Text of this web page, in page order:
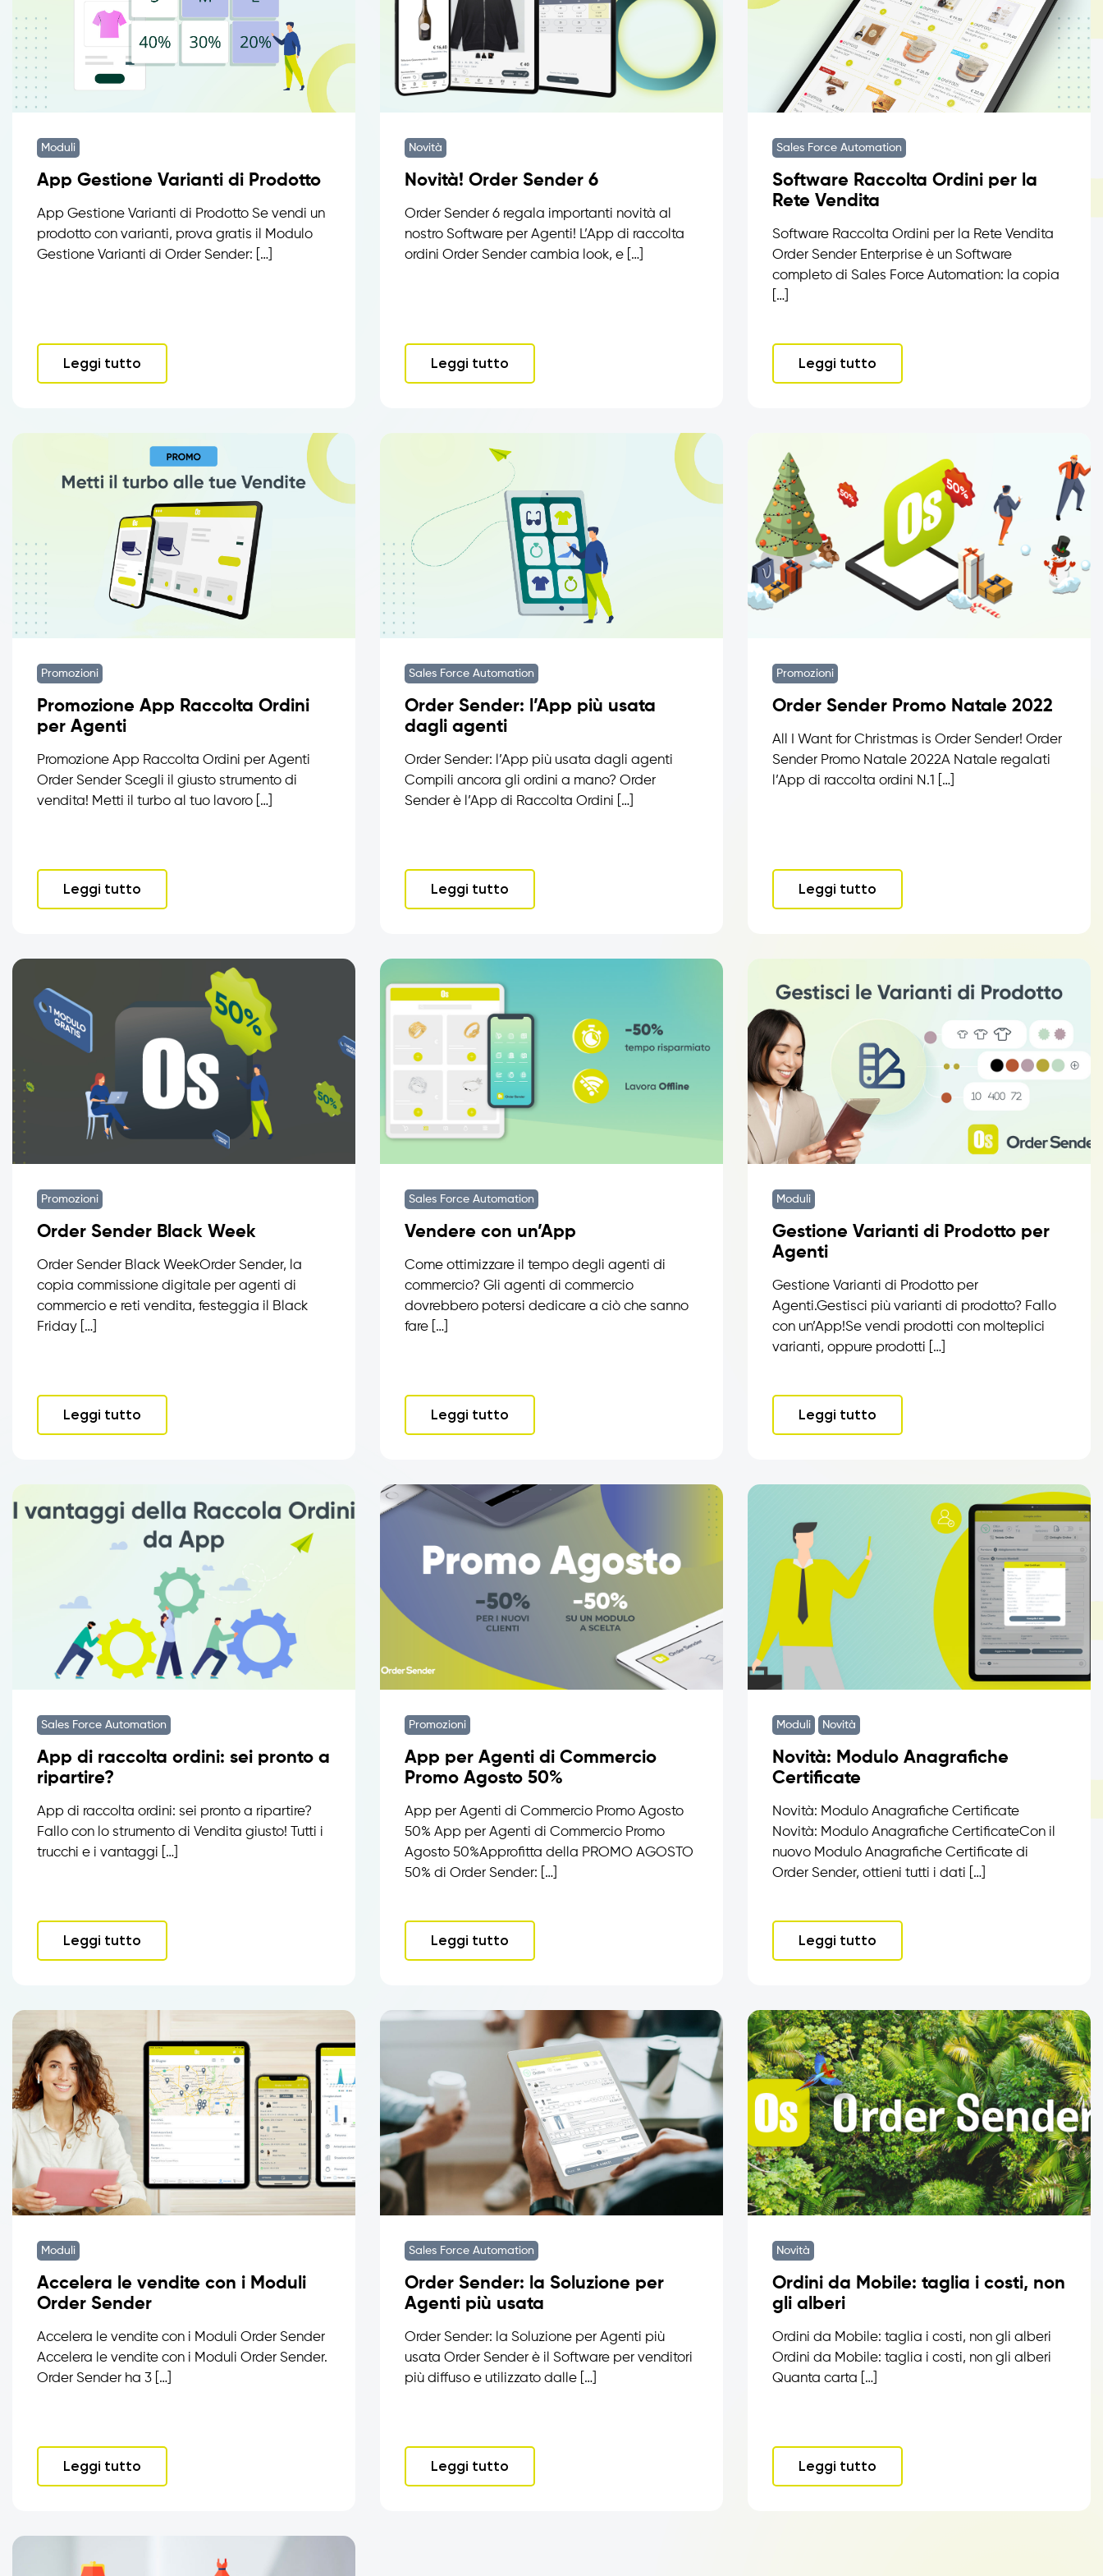
Moduli
App Gestione Varianti di Prodotto
App Gestione Varianti di Prodotto Se vendi un
prodotto con varianti, prova gratis il Modulo
Gestione Varianti di Order Sender: […]
Leggi tutto
Novità
Novità! Order Sender 6
Order Sender 6 regala importanti novità al
nostro Software per Agenti! L’App di raccolta
ordini Order Sender cambia look, e […]
Leggi tutto
Sales Force Automation
Software Raccolta Ordini per la
Rete Vendita
Software Raccolta Ordini per la Rete Vendita
Order Sender Enterprise è un Software
completo di Sales Force Automation: la copia
[…]
Leggi tutto
Promozioni
Promozione App Raccolta Ordini
per Agenti
Promozione App Raccolta Ordini per Agenti
Order Sender Scegli il giusto strumento di
vendita! Metti il turbo al tuo lavoro […]
Leggi tutto
Sales Force Automation
Order Sender: l’App più usata
dagli agenti
Order Sender: l’App più usata dagli agenti
Compili ancora gli ordini a mano? Order
Sender è l’App di Raccolta Ordini […]
Leggi tutto
Promozioni
Order Sender Promo Natale 2022
All I Want for Christmas is Order Sender! Order
Sender Promo Natale 2022A Natale regalati
l’App di raccolta ordini N.1 […]
Leggi tutto
Promozioni
Order Sender Black Week
Order Sender Black WeekOrder Sender, la
copia commissione digitale per agenti di
commercio e reti vendita, festeggia il Black
Friday […]
Leggi tutto
Sales Force Automation
Vendere con un’App
Come ottimizzare il tempo degli agenti di
commercio? Gli agenti di commercio
dovrebbero potersi dedicare a ciò che sanno
fare […]
Leggi tutto
Moduli
Gestione Varianti di Prodotto per
Agenti
Gestione Varianti di Prodotto per
Agenti.Gestisci più varianti di prodotto? Fallo
con un’App!Se vendi prodotti con molteplici
varianti, oppure prodotti […]
Leggi tutto
Sales Force Automation
App di raccolta ordini: sei pronto a
ripartire?
App di raccolta ordini: sei pronto a ripartire?
Fallo con lo strumento di Vendita giusto! Tutti i
trucchi e i vantaggi […]
Leggi tutto
Promozioni
App per Agenti di Commercio
Promo Agosto 50%
App per Agenti di Commercio Promo Agosto
50% App per Agenti di Commercio Promo
Agosto 50%Approfitta della PROMO AGOSTO
50% di Order Sender: […]
Leggi tutto
Moduli Novità
Novità: Modulo Anagrafiche
Certificate
Novità: Modulo Anagrafiche Certificate
Novità: Modulo Anagrafiche CertificateCon il
nuovo Modulo Anagrafiche Certificate di
Order Sender, ottieni tutti i dati […]
Leggi tutto
Moduli
Accelera le vendite con i Moduli
Order Sender
Accelera le vendite con i Moduli Order Sender
Accelera le vendite con i Moduli Order Sender.
Order Sender ha 3 […]
Leggi tutto
Sales Force Automation
Order Sender: la Soluzione per
Agenti più usata
Order Sender: la Soluzione per Agenti più
usata Order Sender è il Software per venditori
più diffuso e utilizzato dalle […]
Leggi tutto
Novità
Ordini da Mobile: taglia i costi, non
gli alberi
Ordini da Mobile: taglia i costi, non gli alberi
Ordini da Mobile: taglia i costi, non gli alberi
Quanta carta […]
Leggi tutto